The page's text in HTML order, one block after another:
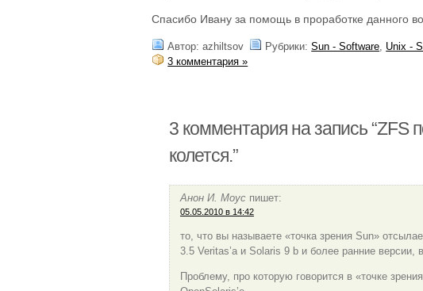
Спасибо Ивану за помощь в проработке данного
Автор: azhiltsov Рубрики:Sun - Software, Unix -
3 комментария »
3 комментария на запись “ZFS
колется.”
Анон И. Моуспишет:
05.05.2010 в 14:42
то, что вы называете «точка зрения Sun»
3.5 Veritas’а и Solaris 9 b и более ранние
Проблему, про которую говорится в «точке